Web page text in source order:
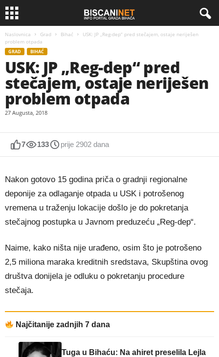
Naslovnica Grad Bihać
USK: JP „Reg-dep“ pred stečajem, ostaje neriješen
problem otpada
GRAD BIHAĆ
USK: JP „Reg-dep“ pred
stečajem, ostaje neriješen
problem otpada
27 Augusta, 2018
7 133 prije 2902 dana
Nakon gotovo 15 godina priča o gradnji regionalne
deponije za odlaganje otpada u USK i potrošenog
vremena u traženju lokacije došlo je do pokretanja
stečajnog postupka u Javnom preduzeću „Reg-dep“.
Naime, kako ništa nije urađeno, osim što je potrošeno
2,5 miliona maraka kreditnih sredstava, Skupština ovog
društva donijela je odluku o pokretanju procedure
stečaja.
Najčitanije zadnjih 7 dana
Tuga u Bihaću: Na ahiret preselila Lejla